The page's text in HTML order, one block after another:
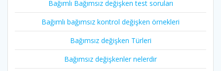
Bağımlı Bağımsız değişken test soruları
Bağımlı bağımsız kontrol değişken örnekleri
Bağımsız değişken Türleri
Bağımsız değişkenler nelerdir